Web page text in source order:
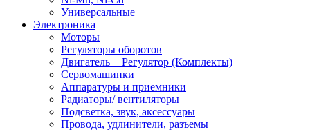
Универсальные
Электроника
Моторы
Регуляторы оборотов
Двигатель + Регулятор (Комплекты)
Сервомашинки
Аппаратуры и приемники
Радиаторы/ вентиляторы
Подсветка, звук, аксессуары
Провода, удлинители, разъемы